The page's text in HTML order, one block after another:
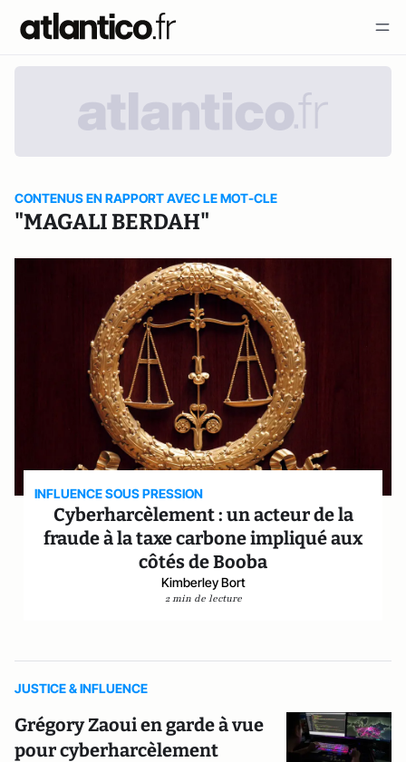
CONTENUS EN RAPPORT AVEC LE MOT-CLE
"MAGALI BERDAH"
INFLUENCE SOUS PRESSION
Cyberharcèlement : un acteur de la
fraude à la taxe carbone impliqué aux
côtés de Booba
Kimberley Bort
2 min de lecture
JUSTICE & INFLUENCE
Grégory Zaoui en garde à vue
pour cyberharcèlement